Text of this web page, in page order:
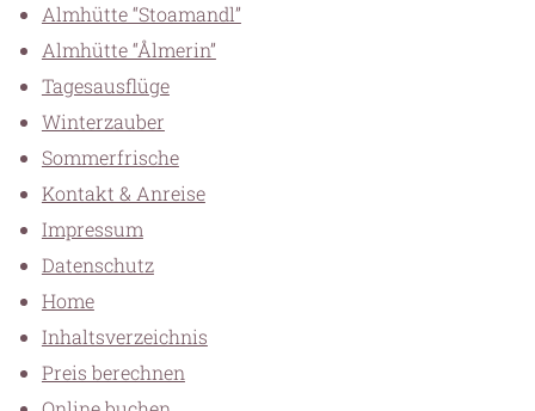
Almhütte “Stoamandl”
Almhütte “Ålmerin”
Tagesausflüge
Winterzauber
Sommerfrische
Kontakt & Anreise
Impressum
Datenschutz
Home
Inhaltsverzeichnis
Preis berechnen